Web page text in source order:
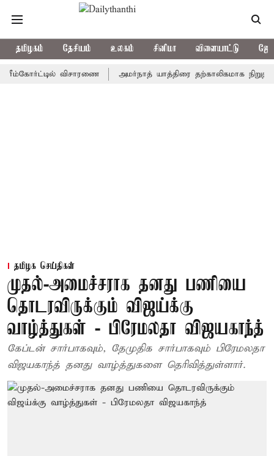
தமிழகம் தேசியம் உலகம் சினிமா விளையாட்டு
விசாரணை அமர்நாத் யாத்திரை தற்காலிகமாக நிறுத்தம்
தமிழக செய்திகள்
முதல்-அமைச்சராக தனது பணியை
தொடரவிருக்கும் விஜய்க்கு
வாழ்த்துகள் - பிரேமலதா விஜயகாந்த்
கேப்டன் சார்பாகவும், தேமுதிக சார்பாகவும் பிரேமலதா
விஜயகாந்த் தனது வாழ்த்துகளை தெரிவித்துள்ளார்.